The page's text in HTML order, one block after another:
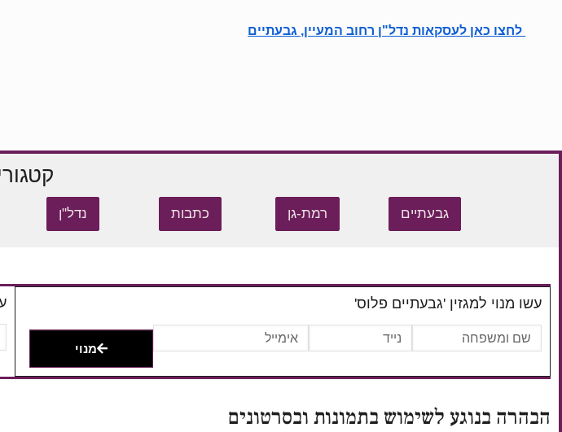
לחצו כאן לעסקאות נדל"ן רחוב המעיין, גבעתיים
גבעתיים רמת-גן כתבות נדל"ן
עשו מנוי למגזין 'גבעתיים פלוס'
מנוי
הבהרה בנוגע לשימוש בתמונות ובסרטונים